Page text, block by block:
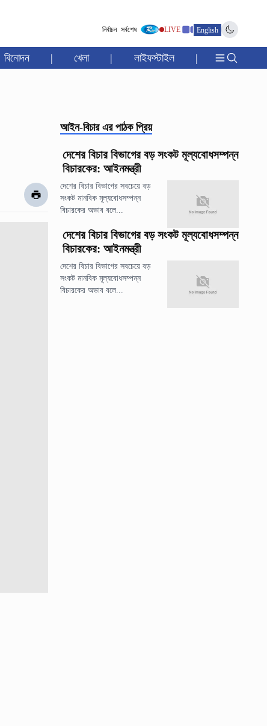
নির্বাচন সর্বশেষ LIVE English
বিনোদন | খেলা | লাইফস্টাইল |
আইন-বিচার এর পাঠক প্রিয়
দেশের বিচার বিভাগের বড় সংকট মূল্যবোধসম্পন্ন
বিচারকের: আইনমন্ত্রী
দেশের বিচার বিভাগের সবচেয়ে বড়
সংকট মানবিক মূল্যবোধসম্পন্ন
বিচারকের অভাব বলে...
দেশের বিচার বিভাগের বড় সংকট মূল্যবোধসম্পন্ন
বিচারকের: আইনমন্ত্রী
দেশের বিচার বিভাগের সবচেয়ে বড়
সংকট মানবিক মূল্যবোধসম্পন্ন
বিচারকের অভাব বলে...